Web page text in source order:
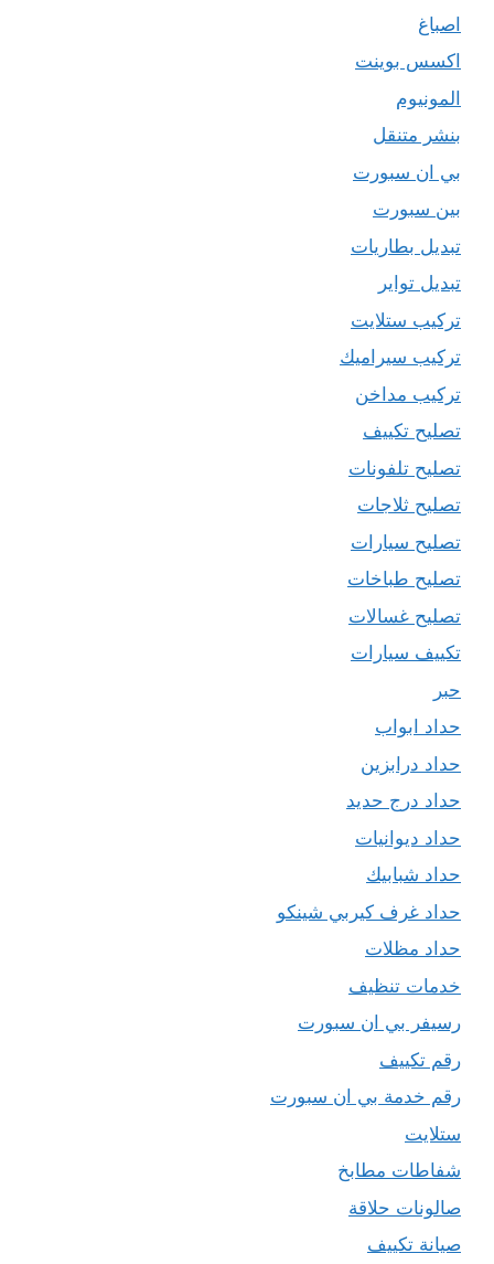
اصباغ
اكسس بوينت
المونيوم
بنشر متنقل
بي ان سبورت
بين سبورت
تبديل بطاريات
تبديل تواير
تركيب ستلايت
تركيب سيراميك
تركيب مداخن
تصليح تكييف
تصليح تلفونات
تصليح ثلاجات
تصليح سيارات
تصليح طباخات
تصليح غسالات
تكييف سيارات
حبر
حداد ابواب
حداد درابزين
حداد درج حديد
حداد ديوانيات
حداد شبابيك
حداد غرف كيربي شينكو
حداد مظلات
خدمات تنظيف
رسيفر بي ان سبورت
رقم تكييف
رقم خدمة بي ان سبورت
ستلايت
شفاطات مطابخ
صالونات حلاقة
صيانة تكييف